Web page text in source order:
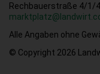
Rechbauerstraße 4/1/
Alle Angaben ohne
© Copyright 2026